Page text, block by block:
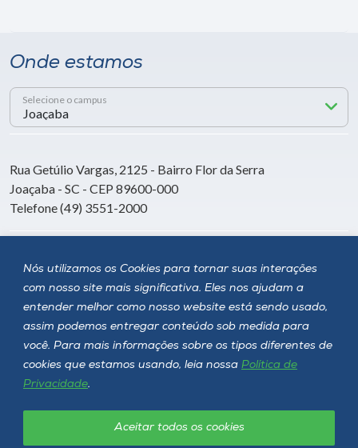
Nós utilizamos os Cookies para tornar suas interações
com nosso site mais significativa. Eles nos ajudam a
entender melhor como nosso website está sendo usado,
assim podemos entregar conteúdo sob medida para
você. Para mais informações sobre os tipos diferentes de
cookies que estamos usando, leia nossa Política de
Privacidade.
Aceitar todos os cookies
Onde estamos
Selecione o campus
Rua Getúlio Vargas, 2125 - Bairro Flor da Serra
Joaçaba - SC - CEP 89600-000
Telefone (49) 3551-2000
Siga a Unoesc
Política de privacidade LGPD